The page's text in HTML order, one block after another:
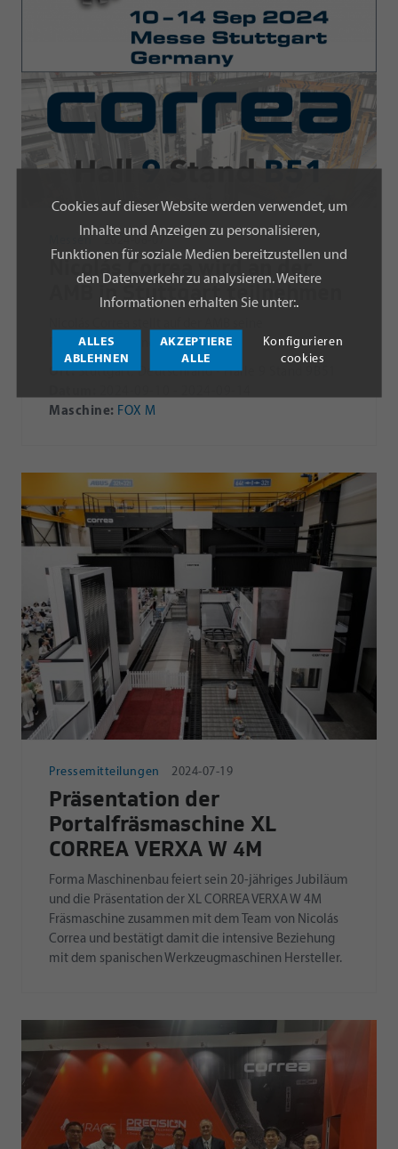
Nicolás Correa wird an der
AMB in Stuttgart teilnehmen
Portalfräsmaschine FOX-M vor
Ort:Stuttgart, Deutschland - Halle 9 Stand 9B51
Maschine: FOX M
Pressemitteilungen 2024-07-19
Präsentation der
Portalfräsmaschine XL
CORREA VERXA W 4M
Forma Maschinenbau feiert sein 20-jähriges Jubiläum
und die Präsentation der XL CORREA VERXA W 4M
Fräsmaschine zusammen mit dem Team von Nicolás
Correa und bestätigt damit die intensive Beziehung
mit dem spanischen Werkzeugmaschinen Hersteller.
Cookies auf dieser Website werden verwendet, um
Inhalte und Anzeigen zu personalisieren,
Funktionen für soziale Medien bereitzustellen und
den Datenverkehr zu analysieren. Weitere
Informationen erhalten Sie unter:.
ALLES
ABLEHNEN
AKZEPTIERE
ALLE
Konfigurieren
cookies